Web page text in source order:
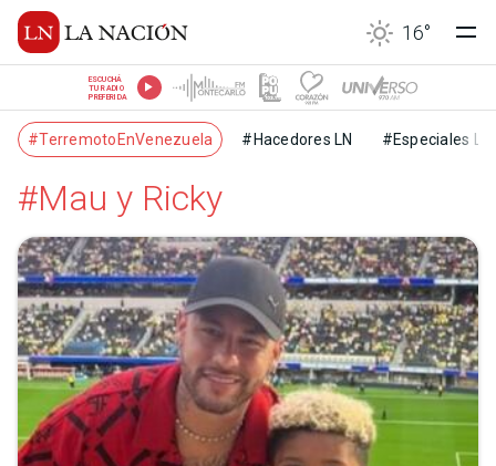
16°
ESCUCHÁ
TU RADIO
PREFERIDA
#TerremotoEnVenezuela #Hacedores LN #Especiales LN
#Mau y Ricky